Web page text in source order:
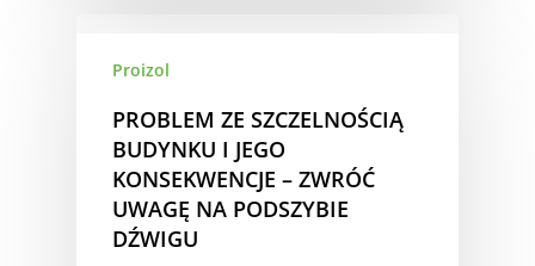
Proizol
PROBLEM ZE SZCZELNOŚCIĄ
BUDYNKU I JEGO
KONSEKWENCJE – ZWRÓĆ
UWAGĘ NA PODSZYBIE
DŹWIGU